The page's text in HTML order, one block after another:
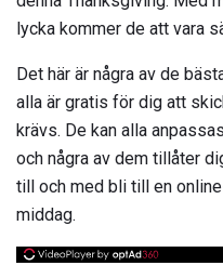
lycka kommer de att vara
Det här är några av de
alla är gratis för dig att
krävs. De kan alla
och några av dem tillåter
till och med bli till en
middag.